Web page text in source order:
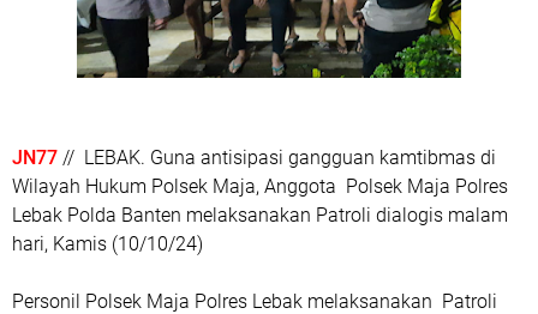
JN77 // LEBAK. Guna antisipasi gangguan kamtibmas di
Wilayah Hukum Polsek Maja, Anggota Polsek Maja Polres
Lebak Polda Banten melaksanakan Patroli dialogis malam
hari, Kamis (10/10/24)
Personil Polsek Maja Polres Lebak melaksanakan Patroli